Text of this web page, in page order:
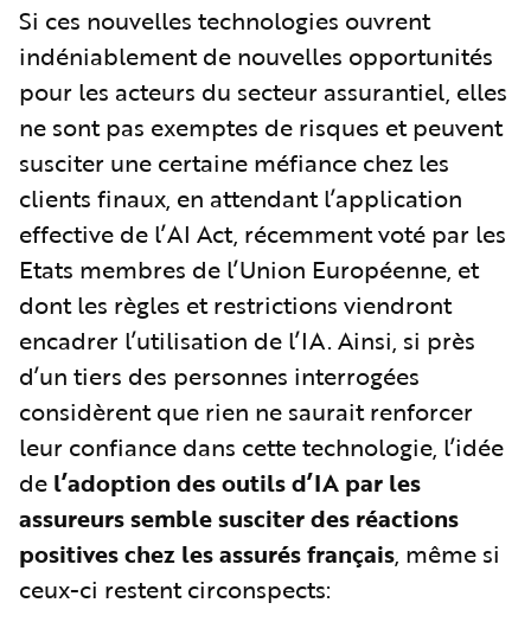
Si ces nouvelles technologies ouvrent
indéniablement de nouvelles opportunités
pour les acteurs du secteur assurantiel, elles
ne sont pas exemptes de risques et peuvent
susciter une certaine méfiance chez les
clients finaux, en attendant l’application
effective de l’AI Act, récemment voté par les
Etats membres de l’Union Européenne, et
dont les règles et restrictions viendront
encadrer l’utilisation de l’IA. Ainsi, si près
d’un tiers des personnes interrogées
considèrent que rien ne saurait renforcer
leur confiance dans cette technologie, l’idée
de l’adoption des outils d’IA par les
assureurs semble susciter des réactions
positives chez les assurés français, même si
ceux-ci restent circonspects: